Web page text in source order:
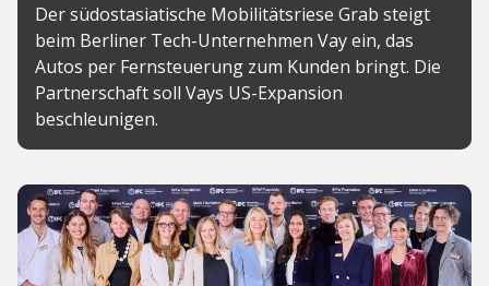
Der südostasiatische Mobilitätsriese Grab steigt
beim Berliner Tech-Unternehmen Vay ein, das
Autos per Fernsteuerung zum Kunden bringt. Die
Partnerschaft soll Vays US-Expansion
beschleunigen.